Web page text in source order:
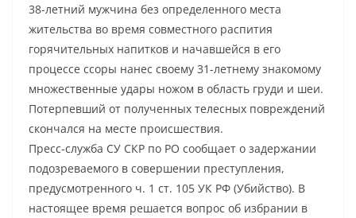
38-летний мужчина без определенного места
жительства во время совместного распития
горячительных напитков и начавшейся в его
процессе ссоры нанес своему 31-летнему знакомому
множественные удары ножом в область груди и шеи.
Потерпевший от полученных телесных повреждений
скончался на месте происшествия.
Пресс-служба СУ СКР по РО сообщает о задержании
подозреваемого в совершении преступления,
предусмотренного ч. 1 ст. 105 УК РФ (Убийство). В
настоящее время решается вопрос об избрании в